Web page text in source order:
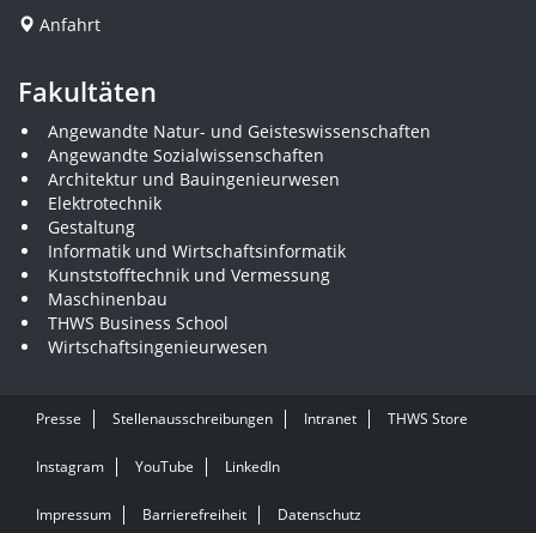
Anfahrt
Fakultäten
Angewandte Natur- und Geisteswissenschaften
Angewandte Sozialwissenschaften
Architektur und Bauingenieurwesen
Elektrotechnik
Gestaltung
Informatik und Wirtschaftsinformatik
Kunststofftechnik und Vermessung
Maschinenbau
THWS Business School
Wirtschaftsingenieurwesen
Presse Stellenausschreibungen Intranet THWS Store
Instagram YouTube LinkedIn
Impressum Barrierefreiheit Datenschutz